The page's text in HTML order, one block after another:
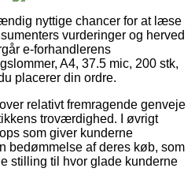
nyttige chancer for at læse
vurderinger og herved
e-forhandlerens
A4, 37.5 mic, 200 stk,
placerer din ordre.
relativt fremragende genveje
troværdighed. I øvrigt
som giver kunderne
bedømmelse af deres køb, som
stilling til hvor glade kunderne